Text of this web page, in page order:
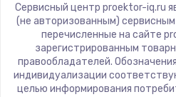
Сервисный центр proektor-iq.ru
(не авторизованным)
перечисленные на сайте
зарегистрированным
правообладателей.
индивидуализации
целью информирования